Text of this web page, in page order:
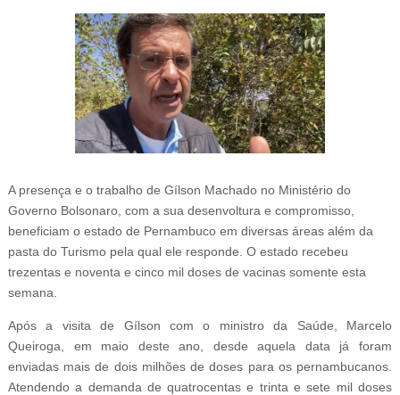
A presença e o trabalho de Gílson Machado no Ministério do
Governo Bolsonaro, com a sua desenvoltura e compromisso,
beneficiam o estado de Pernambuco em diversas áreas além da
pasta do Turismo pela qual ele responde. O estado recebeu
trezentas e noventa e cinco mil doses de vacinas somente esta
semana.
Após a visita de Gílson com o ministro da Saúde, Marcelo
Queiroga, em maio deste ano, desde aquela data já foram
enviadas mais de dois milhões de doses para os pernambucanos.
Atendendo a demanda de quatrocentas e trinta e sete mil doses